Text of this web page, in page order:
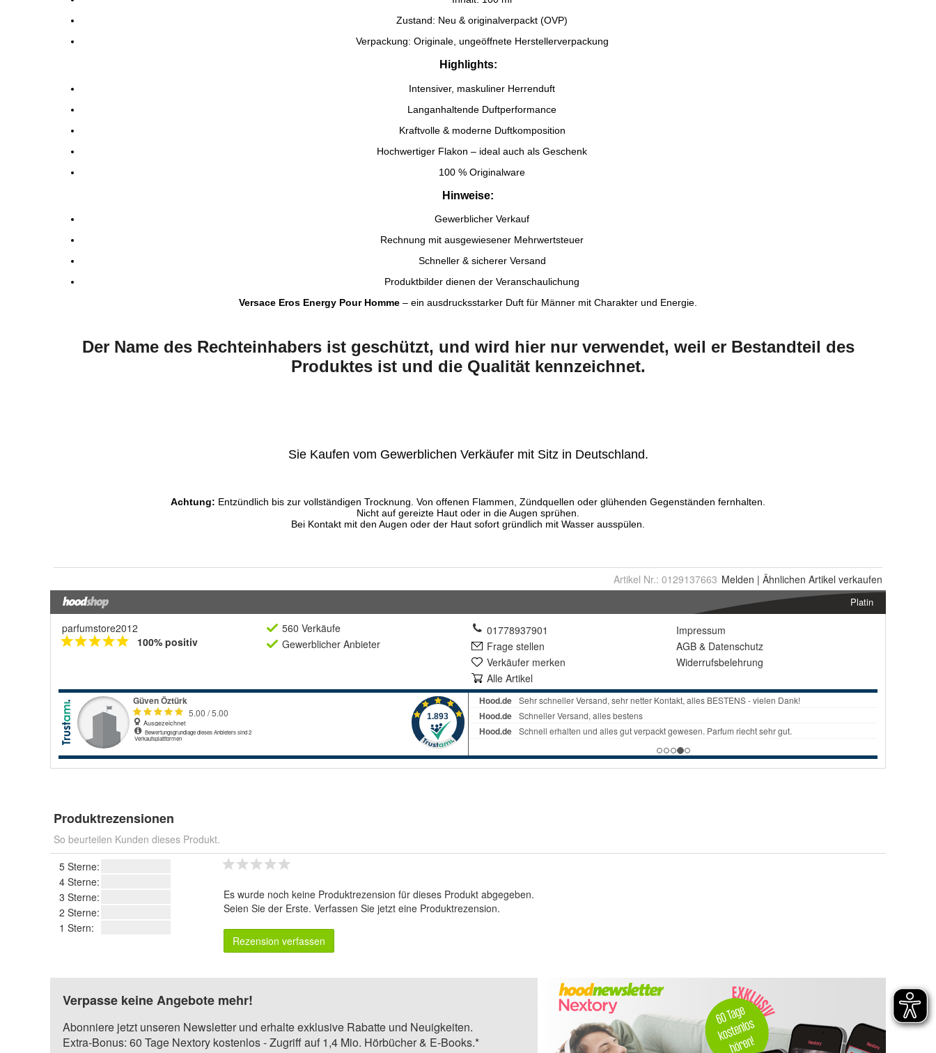
Artikel Nr.: 0129137663 Melden | Ähnlichen Artikel verkaufen
Platin
parfumstore2012
100% positiv
560 Verkäufe
Gewerblicher Anbieter
01778937901
Frage stellen
Verkäufer merken
Alle Artikel
Impressum
AGB & Datenschutz
Widerrufsbelehrung
Produktrezensionen
So beurteilen Kunden dieses Produkt.
5 Sterne:
4 Sterne:
3 Sterne:
2 Sterne:
1 Stern:
Es wurde noch keine Produktrezension für dieses Produkt abgegeben.
Seien Sie der Erste. Verfassen Sie jetzt eine Produktrezension.
Rezension verfassen
Verpasse keine Angebote mehr!
Abonniere jetzt unseren Newsletter und erhalte exklusive Rabatte und Neuigkeiten.
Extra-Bonus: 60 Tage Nextory kostenlos - Zugriff auf 1,4 Mio. Hörbücher & E-Books.*